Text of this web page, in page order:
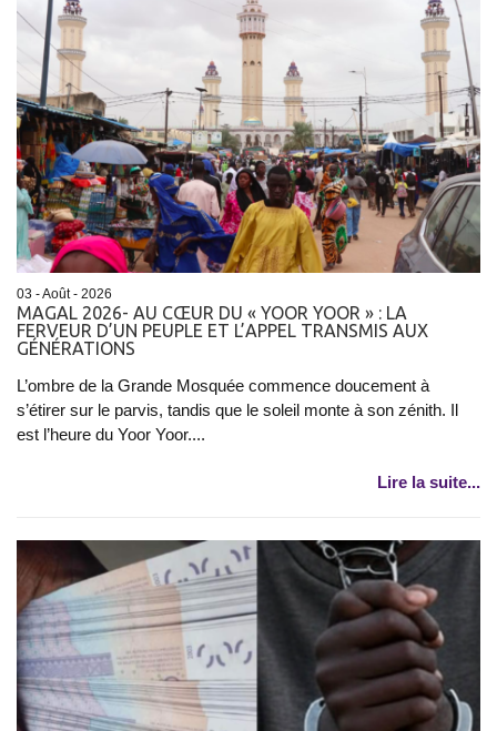
03 - Août - 2026
MAGAL 2026- AU CŒUR DU « YOOR YOOR » : LA
FERVEUR D’UN PEUPLE ET L’APPEL TRANSMIS AUX
GÉNÉRATIONS
L’ombre de la Grande Mosquée commence doucement à
s’étirer sur le parvis, tandis que le soleil monte à son zénith. Il
est l’heure du Yoor Yoor....
Lire la suite...